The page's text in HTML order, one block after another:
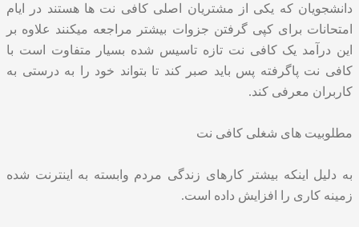
دانشجویان که یکی از مشتریان اصلی کافی نت ها هستند در ایام
امتحانات برای کپی گرفتن جزوات بیشتر مراجعه میکنند علاوه بر
این درآمد یک کافی نت تازه تاسیس شده بسیار متفاوت است با
کافی نت پاگرفته پس باید صبر کند تا بتواند خود را به درستی به
کاربران معرفی کند.
مطلوبیت های شغلی کافی نت
به دلیل اینکه بیشتر کارهای زندگی مردم وابسته به اینترنت شده
زمینه کاری را افزایش داده است.